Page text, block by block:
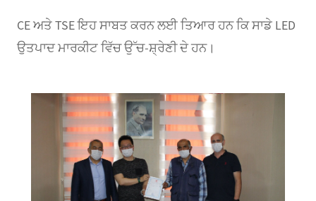
CE ਅਤੇ TSE ਇਹ ਸਾਬਤ ਕਰਨ ਲਈ ਤਿਆਰ ਹਨ ਕਿ ਸਾਡੇ LED
ਉਤਪਾਦ ਮਾਰਕੀਟ ਵਿੱਚ ਉੱਚ-ਸ਼੍ਰੇਣੀ ਦੇ ਹਨ।